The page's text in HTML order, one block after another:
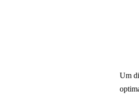
Um